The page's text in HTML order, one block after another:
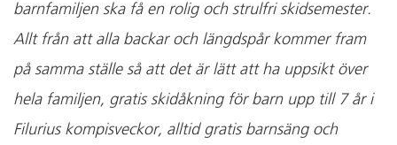
barnfamiljen ska få en rolig och strulfri skidsemester.
Allt från att alla backar och längdspår kommer fram
på samma ställe så att det är lätt att ha uppsikt över
hela familjen, gratis skidåkning för barn upp till 7 år i
Filurius kompisveckor, alltid gratis barnsäng och